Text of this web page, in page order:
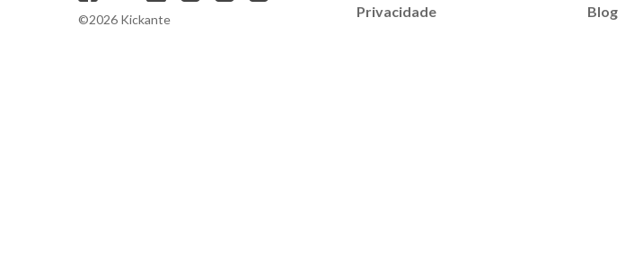
©2026 Kickante
Privacidade
Blog